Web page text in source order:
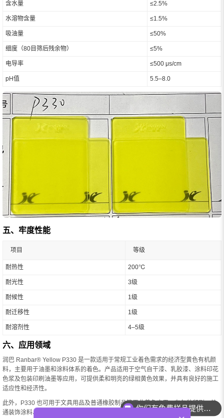
含水量 ≤2.5%
水溶物含量 ≤1.5%
吸油量 ≤50%
细度（80目筛后残余物） ≤5%
电导率 ≤500 μs/cm
pH值 5.5–8.0
五、牢度性能
项目 等级
耐热性 200℃
耐光性 3级
耐候性 1级
耐迁移性 1级
耐溶剂性 4–5级
六、应用领域
润巴 Ranbar® Yellow P330 是一款适用于常规工业着色需求的经济型黄色有机颜
料，主要用于油墨和涂料体系的着色。产品适用于空气自干漆、乳胶漆、涂料印花
色浆及包装印刷油墨等应用，可提供柔和明亮的绿相黄色效果，并具有良好的施工
适应性和经济性。
此外，P330 也可用于文具用品及普通橡胶制品等工业着色应用。在包装印刷、普
通装饰涂料、文教用品及日用橡胶制品等对耐光性、耐候性和耐热性要求不高的应
你们有免费样品提供吗？